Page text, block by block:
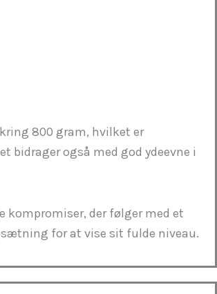
800 gram, hvilket er
bidrager også med god ydeevne i
der følger med et
for at vise sit fulde niveau.